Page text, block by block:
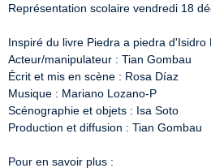
Représentation scolaire vendredi 18
Inspiré du livre Piedra a piedra d'Isidro
Acteur/manipulateur : Tian Gombau
Écrit et mis en scène : Rosa Díaz
Musique : Mariano Lozano-P
Scénographie et objets : Isa Soto
Production et diffusion : Tian Gombau